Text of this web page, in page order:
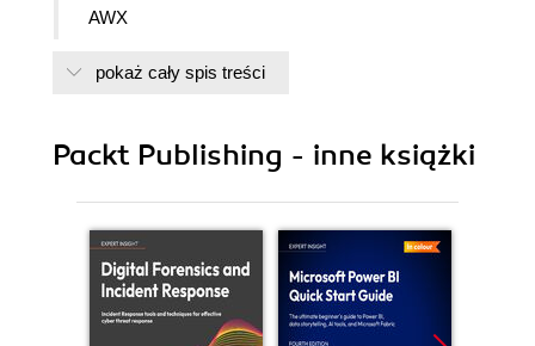
AWX
7. Controlling Task Conditions
9. Troubleshooting Ansible
Deployments
12. Infrastructure Provisioning
13. Network Automation
pokaż cały spis treści
Packt Publishing - inne książki